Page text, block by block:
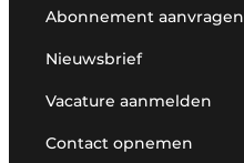
Abonnement aanvragen
Nieuwsbrief
Vacature aanmelden
Contact opnemen